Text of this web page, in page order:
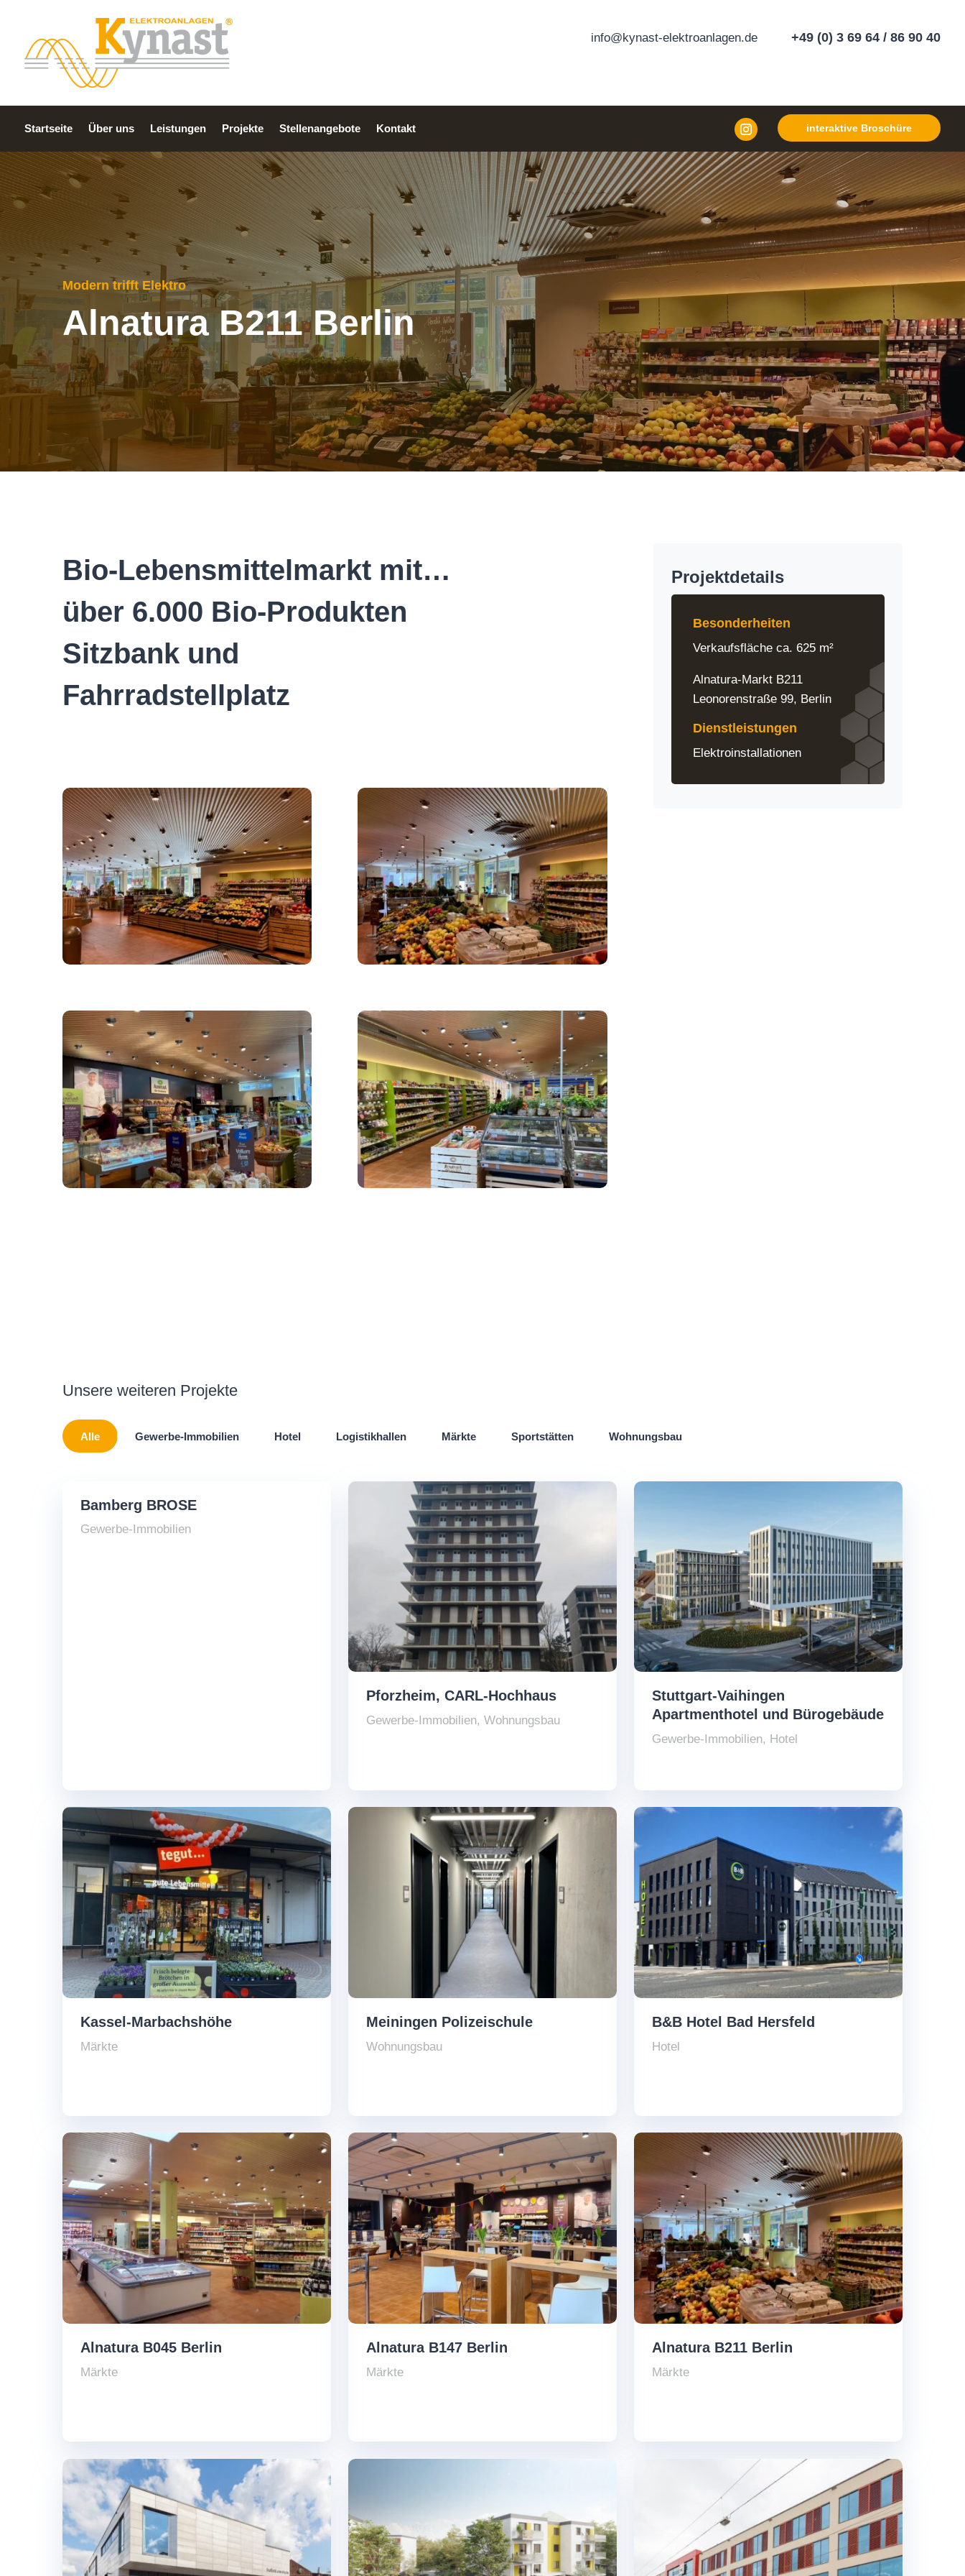
info@kynast-elektroanlagen.de +49 (0) 3 69 64 / 86 90 40
Startseite Über uns Leistungen Projekte Stellenangebote Kontakt interaktive Broschüre
Modern trifft Elektro
Alnatura B211 Berlin
Bio-Lebensmittelmarkt mit…
über 6.000 Bio-Produkten
Sitzbank und
Fahrradstellplatz
Projektdetails
Besonderheiten
Verkaufsfläche ca. 625 m²
Alnatura-Markt B211
Leonorenstraße 99, Berlin
Dienstleistungen
Elektroinstallationen
Unsere weiteren Projekte
Alle Gewerbe-Immobilien Hotel Logistikhallen Märkte Sportstätten Wohnungsbau
Bamberg BROSE
Gewerbe-Immobilien
Pforzheim, CARL-Hochhaus
Gewerbe-Immobilien, Wohnungsbau
Stuttgart-Vaihingen
Apartmenthotel und Bürogebäude
Gewerbe-Immobilien, Hotel
Kassel-Marbachshöhe
Märkte
Meiningen Polizeischule
Wohnungsbau
B&B Hotel Bad Hersfeld
Hotel
Alnatura B045 Berlin
Märkte
Alnatura B147 Berlin
Märkte
Alnatura B211 Berlin
Märkte